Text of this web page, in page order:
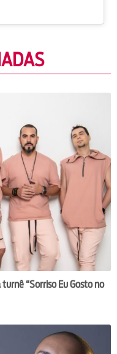
“Sorriso Eu Gosto no